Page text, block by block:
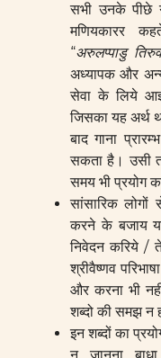
सभी उनके पीछे
मणियकारर
“अरुलप्पाडु
अध्यापक और
सेवा के लिये
जिसका यह अर्थ
बाद गाना
सकता है। उसी
समय भी प्रयोग
सांसारिक
करने के बजाय
निवेदन करिये /
श्रीवैष्णव
और करना भी
शब्दो की समझ न
इन शब्दों का